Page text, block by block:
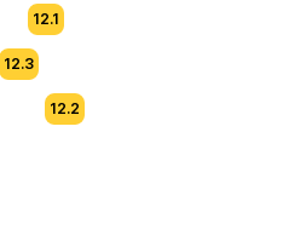
12.1
12.2
12.3